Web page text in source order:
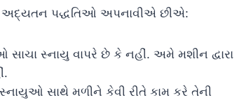
અદ્યતન પદ્ધતિઓ અપનાવીએ છીએ:
સ્નાયુ વાપરે છે કે નહીં. અમે મશીન દ્વારા
સાથે મળીને કેવી રીતે કામ કરે તેની